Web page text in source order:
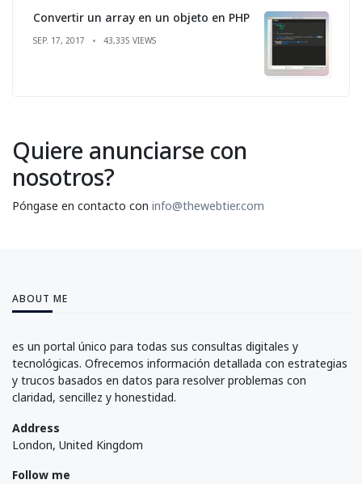
Convertir un array en un objeto en PHP
SEP. 17, 2017 43,335 VIEWS
Quiere anunciarse con
nosotros?
Póngase en contacto con info@thewebtier.com
ABOUT ME
es un portal único para todas sus consultas digitales y
tecnológicas. Ofrecemos información detallada con estrategias
y trucos basados en datos para resolver problemas con
claridad, sencillez y honestidad.
Address
London, United Kingdom
Follow me